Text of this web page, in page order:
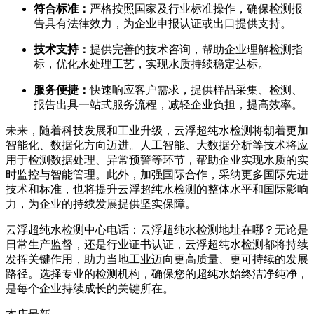
符合标准： 严格按照国家及行业标准操作，确保检测报
告具有法律效力，为企业申报认证或出口提供支持。
技术支持： 提供完善的技术咨询，帮助企业理解检测指
标，优化水处理工艺，实现水质持续稳定达标。
服务便捷：快速响应客户需求，提供样品采集、检测、
报告出具一站式服务流程，减轻企业负担，提高效率。
未来，随着科技发展和工业升级，云浮超纯水检测将朝着更加
智能化、数据化方向迈进。人工智能、大数据分析等技术将应
用于检测数据处理、异常预警等环节，帮助企业实现水质的实
时监控与智能管理。此外，加强国际合作，采纳更多国际先进
技术和标准，也将提升云浮超纯水检测的整体水平和国际影响
力，为企业的持续发展提供坚实保障。
云浮超纯水检测中心电话：云浮超纯水检测地址在哪？无论是
日常生产监督，还是行业证书认证，云浮超纯水检测都将持续
发挥关键作用，助力当地工业迈向更高质量、更可持续的发展
路径。选择专业的检测机构，确保您的超纯水始终洁净纯净，
是每个企业持续成长的关键所在。